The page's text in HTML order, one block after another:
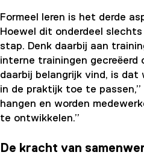
Formeel leren is het derde
Hoewel dit onderdeel
stap. Denk daarbij aan
interne trainingen gecreëerd
daarbij belangrijk vind, is
in de praktijk toe te
hangen en worden
te ontwikkelen.”
De kracht van